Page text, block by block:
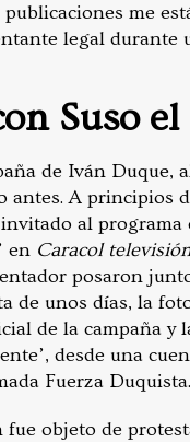
publicaciones me
legal durante
Suso el
de Iván Duque,
antes. A principios
al programa
en Caracol
posaron
de unos días, la
de la campaña y
desde una
Fuerza Duquista.
fue objeto de